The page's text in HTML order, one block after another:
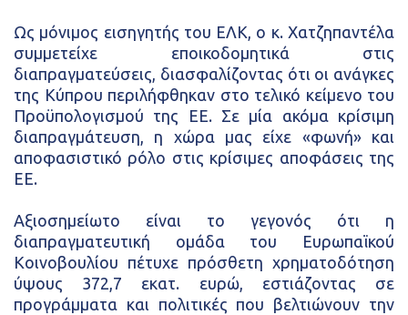
Ως μόνιμος εισηγητής του ΕΛΚ, ο κ. Χατζηπαντέλα
συμμετείχε εποικοδομητικά στις
διαπραγματεύσεις, διασφαλίζοντας ότι οι ανάγκες
της Κύπρου περιλήφθηκαν στο τελικό κείμενο του
Προϋπολογισμού της ΕΕ. Σε μία ακόμα κρίσιμη
διαπραγμάτευση, η χώρα μας είχε «φωνή» και
αποφασιστικό ρόλο στις κρίσιμες αποφάσεις της
ΕΕ.
Αξιοσημείωτο είναι το γεγονός ότι η
διαπραγματευτική ομάδα του Ευρωπαϊκού
Κοινοβουλίου πέτυχε πρόσθετη χρηματοδότηση
ύψους 372,7 εκατ. ευρώ, εστιάζοντας σε
προγράμματα και πολιτικές που βελτιώνουν την